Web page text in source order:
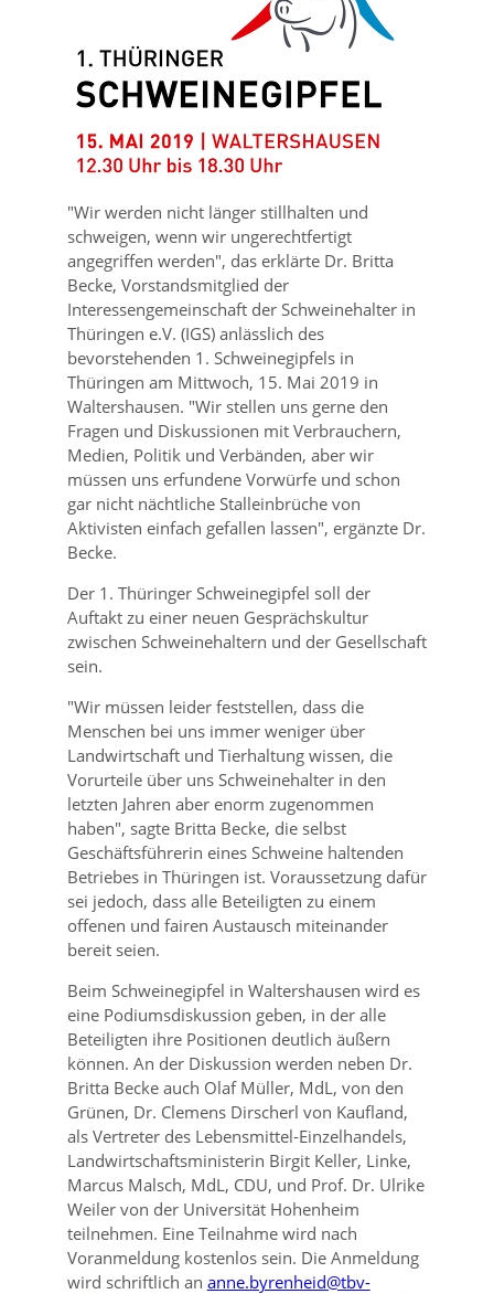
Wir werden nicht länger stillhalten und
schweigen, wenn wir ungerechtfertigt
angegriffen werden , das erklärte Dr. Britta
Becke, Vorstandsmitglied der
Interessengemeinschaft der Schweinehalter in
Thüringen e.V. (IGS) anlässlich des
bevorstehenden 1. Schweinegipfels in
Thüringen am Mittwoch, 15. Mai 2019 in
Waltershausen. Wir stellen uns gerne den
Fragen und Diskussionen mit Verbrauchern,
Medien, Politik und Verbänden, aber wir
müssen uns erfundene Vorwürfe und schon
gar nicht nächtliche Stalleinbrüche von
Aktivisten einfach gefallen lassen , ergänzte Dr.
Becke.
Der 1. Thüringer Schweinegipfel soll der
Auftakt zu einer neuen Gesprächskultur
zwischen Schweinehaltern und der Gesellschaft
sein.
Wir müssen leider feststellen, dass die
Menschen bei uns immer weniger über
Landwirtschaft und Tierhaltung wissen, die
Vorurteile über uns Schweinehalter in den
letzten Jahren aber enorm zugenommen
haben , sagte Britta Becke, die selbst
Geschäftsführerin eines Schweine haltenden
Betriebes in Thüringen ist. Voraussetzung dafür
sei jedoch, dass alle Beteiligten zu einem
offenen und fairen Austausch miteinander
bereit seien.
Beim Schweinegipfel in Waltershausen wird es
eine Podiumsdiskussion geben, in der alle
Beteiligten ihre Positionen deutlich äußern
können. An der Diskussion werden neben Dr.
Britta Becke auch Olaf Müller, MdL, von den
Grünen, Dr. Clemens Dirscherl von Kaufland,
als Vertreter des Lebensmittel-Einzelhandels,
Landwirtschaftsministerin Birgit Keller, Linke,
Marcus Malsch, MdL, CDU, und Prof. Dr. Ulrike
Weiler von der Universität Hohenheim
teilnehmen. Eine Teilnahme wird nach
Voranmeldung kostenlos sein. Die Anmeldung
wird schriftlich an anne.byrenheid@tbv-